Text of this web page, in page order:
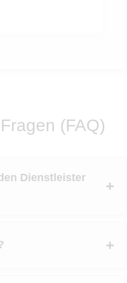
(FAQ)
Dienstleister